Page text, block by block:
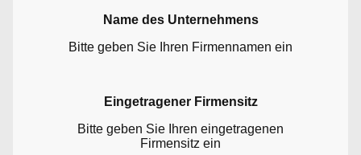
Name des Unternehmens
Bitte geben Sie Ihren Firmennamen ein
Eingetragener Firmensitz
Bitte geben Sie Ihren eingetragenen
Firmensitz ein